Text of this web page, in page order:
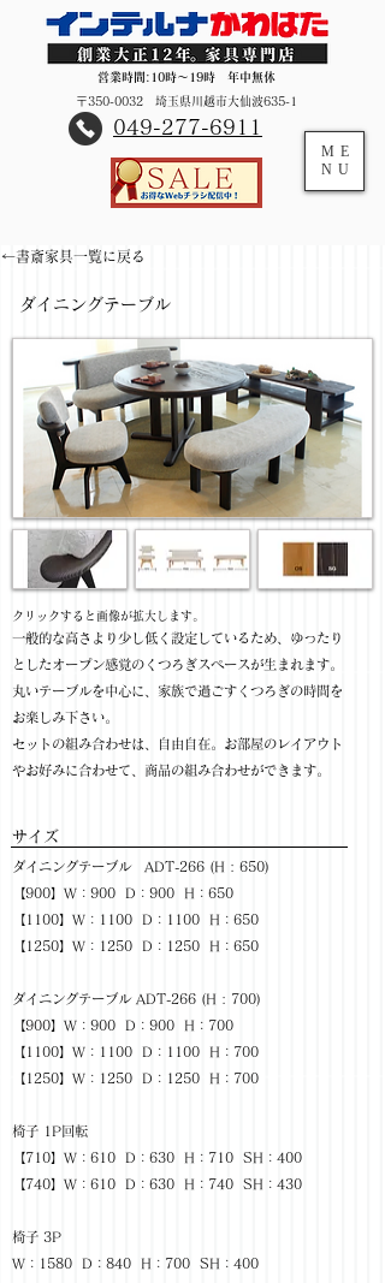
営業時間:10時～19時 年中無休
〒350-0032 埼玉県川越市大仙波635-1
​049-277-6911
ME
NU
←書斎家具一覧に戻る
ダイニングテーブル
一般的な高さより少し低く設定しているため、ゆったり
としたオープン感覚のくつろぎスペースが生まれます。
丸いテーブルを中心に、家族で過ごすくつろぎの時間を
お楽しみ下さい。
セットの組み合わせは、自由自在。お部屋のレイアウト
やお好みに合わせて、商品の組み合わせができます。
​クリックすると画像が拡大します。
サイズ
ダイニングテーブル ADT-266 (H : 650)
【900】W：900 D：900 H：650
【1100】W：1100 D：1100 H：650
【1250】W：1250 D：1250 H：650
ダイニングテーブル ADT-266 (H : 700)
【900】W：900 D：900 H：700
【1100】W：1100 D：1100 H：700
【1250】W：1250 D：1250 H：700
椅子 1P回転
【710】W：610 D：630 H：710 SH：400
【740】W：610 D：630 H：740 SH：430
椅子 3P
W：1580 D：840 H：700 SH：400